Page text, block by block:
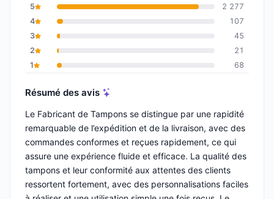
5
2 277
4
107
3
45
2
21
1
68
Résumé des avis
Le Fabricant de Tampons se distingue par une rapidité
remarquable de l’expédition et de la livraison, avec des
commandes conformes et reçues rapidement, ce qui
assure une expérience fluide et efficace. La qualité des
tampons et leur conformité aux attentes des clients
ressortent fortement, avec des personnalisations faciles